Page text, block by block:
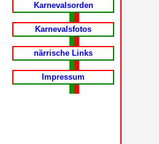
Karnevalsorden
Karnevalsfotos
närrische Links
Impressum